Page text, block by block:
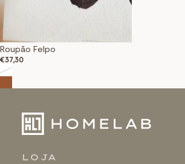
Roupão Felpo
€37,30
LOJA